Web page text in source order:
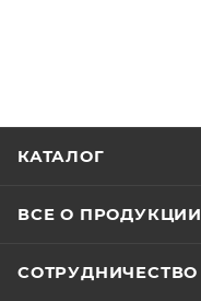
КАТАЛОГ
ВСЕ О ПРОДУКЦИИ
СОТРУДНИЧЕСТВО